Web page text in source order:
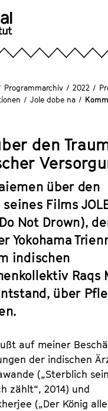
Programmarchiv / 2022 /
/ Jole dobe na /
den
über den
Films
Not Drown),
Yokohama
indischen
Raqs
über
auf meiner
der indischen
(„Sterblich
zählt“, 2014) und
(„Der König